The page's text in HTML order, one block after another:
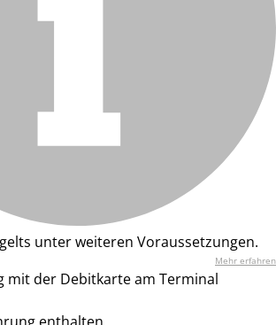
unter weiteren Voraussetzungen.
Mehr erfahren
mit der Debitkarte am Terminal